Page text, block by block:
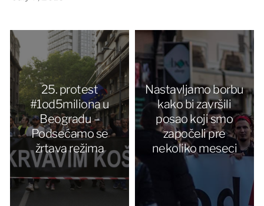
25. protest
#1od5miliona u
Beogradu –
Podsećamo se
žrtava režima
Nastavljamo borbu
kako bi završili
posao koji smo
započeli pre
nekoliko meseci